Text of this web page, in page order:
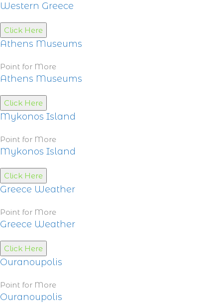
Western Greece
Click Here
Athens Museums
Point for More
Athens Museums
Click Here
Mykonos Island
Point for More
Mykonos Island
Click Here
Greece Weather
Point for More
Greece Weather
Click Here
Ouranoupolis
Point for More
Ouranoupolis